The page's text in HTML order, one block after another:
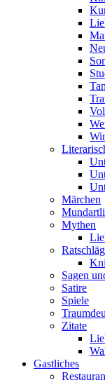
Märchen
Mythen
Sagen
Satire
Spiele
Zitate
Gastliches